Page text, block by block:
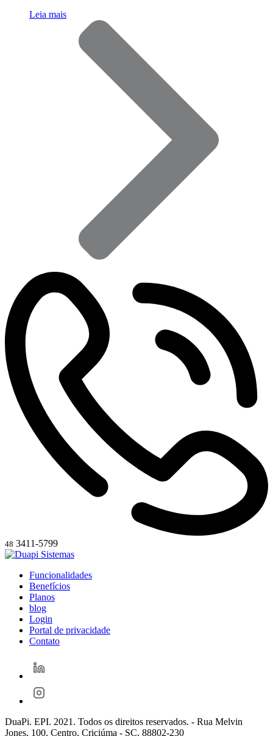
Leia mais
48 3411-5799
Funcionalidades
Benefícios
Planos
blog
Login
Portal de privacidade
Contato
DuaPi. EPI. 2021. Todos os direitos reservados. - Rua Melvin
Jones, 100, Centro, Criciúma - SC, 88802-230